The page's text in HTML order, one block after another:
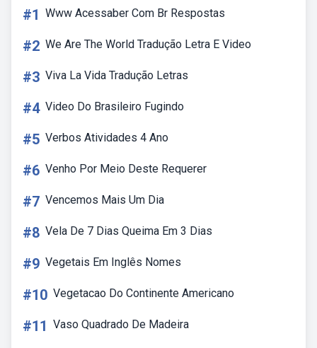
#1 Www Acessaber Com Br Respostas
#2 We Are The World Tradução Letra E Video
#3 Viva La Vida Tradução Letras
#4 Video Do Brasileiro Fugindo
#5 Verbos Atividades 4 Ano
#6 Venho Por Meio Deste Requerer
#7 Vencemos Mais Um Dia
#8 Vela De 7 Dias Queima Em 3 Dias
#9 Vegetais Em Inglês Nomes
#10 Vegetacao Do Continente Americano
#11 Vaso Quadrado De Madeira